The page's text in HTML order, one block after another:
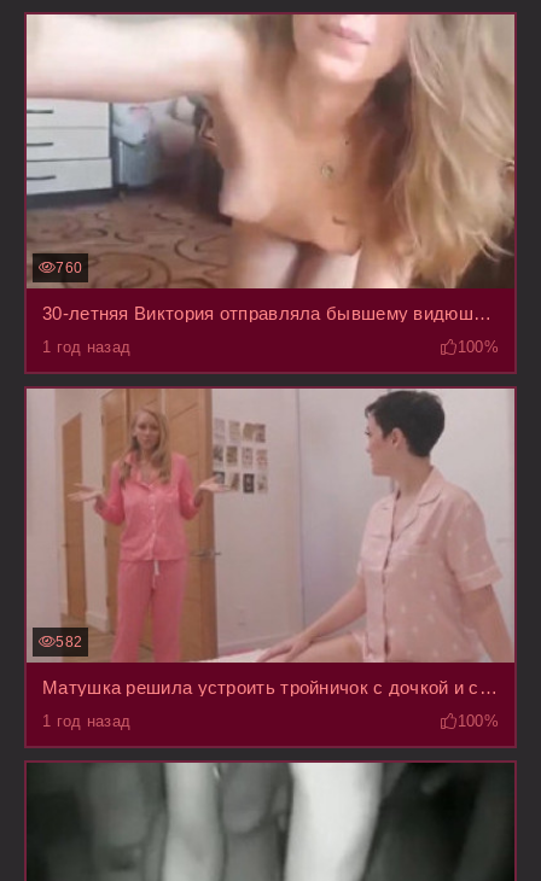
30-летняя Виктория отправляла бывшему видюшки в надежде вернуть, но он ее слил в инет
1 год назад 100%
760
Матушка решила устроить тройничок с дочкой и сыном, пока их отец был в командировке
1 год назад 100%
582